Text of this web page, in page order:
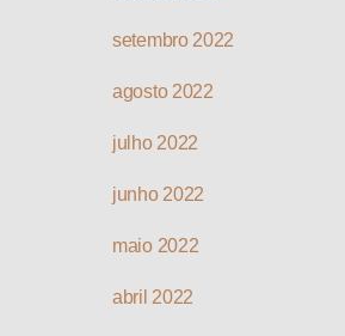
setembro 2022
agosto 2022
julho 2022
junho 2022
maio 2022
abril 2022